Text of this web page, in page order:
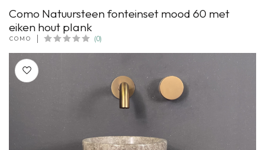
Como Natuursteen fonteinset mood 60 met
eiken hout plank
COMO (0)